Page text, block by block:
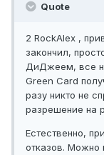
Quote
2 RockAlex ,
закончил,
ДиДжеем, все
Green Card
разу никто не
разрешение на
Естественно,
отказов. Можно